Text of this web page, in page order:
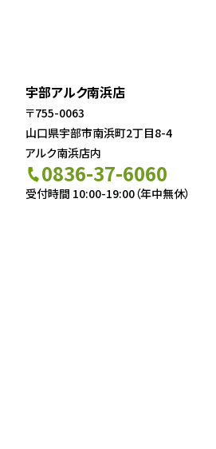
宇部アルク南浜店
〒755-0063
山口県宇部市南浜町2丁目8-4
アルク南浜店内
0836-37-6060
受付時間 10:00-19:00（年中無休）